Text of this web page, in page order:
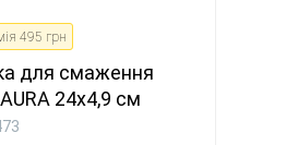
495 грн
для смаження
24x4,9 см